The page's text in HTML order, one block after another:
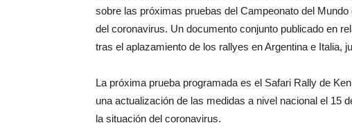
sobre las próximas pruebas del Campeonato del
del coronavirus. Un documento conjunto publicado en
tras el aplazamiento de los rallyes en Argentina e Italia,
La próxima prueba programada es el Safari Rally de
una actualización de las medidas a nivel nacional el 15
la situación del coronavirus.